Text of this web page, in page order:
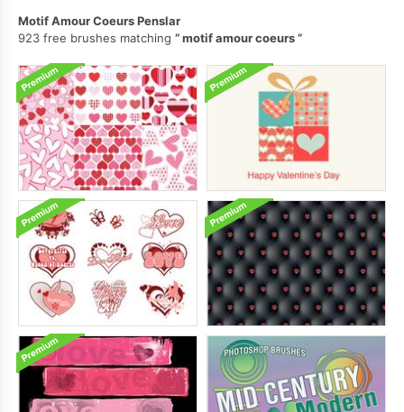
Motif Amour Coeurs Penslar
923 free brushes matching
motif amour coeurs